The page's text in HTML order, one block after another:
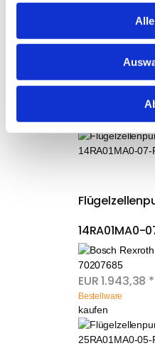
10RA01MA3-
kaufen
14RA01MA0-
70207685
EUR1.943,38 *
Bestellware
kaufen